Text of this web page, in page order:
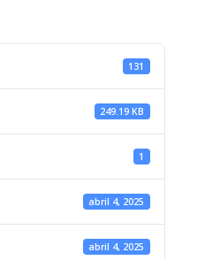
131
249.19 KB
1
abril 4, 2025
abril 4, 2025